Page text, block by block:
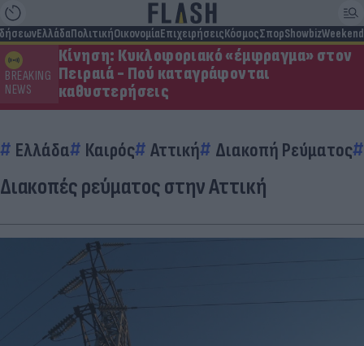
ΕλλάδαΠολιτικήΟικονομίαΕπιχειρήσειςΚόσμοςΣπορShowbizWeekend
BREAKING
NEWS
Κίνηση: Κυκλοφοριακό «έμφραγμα» στον
Πειραιά - Πού καταγράφονται
καθυστερήσεις
Ελλάδα Καιρός Αττική Διακοπή Ρεύματος
Διακοπές ρεύματος στην Αττική